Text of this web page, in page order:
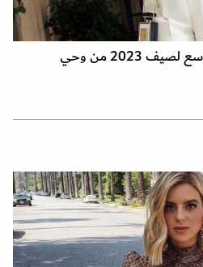
تنسيق البنطلون الابيض الواسع لصيف 2023 من وحي